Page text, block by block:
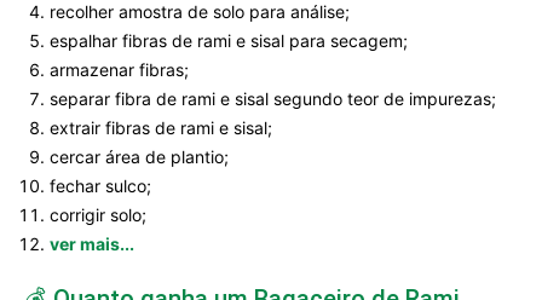
recolher amostra de solo para análise;
espalhar fibras de rami e sisal para secagem;
armazenar fibras;
separar fibra de rami e sisal segundo teor de impurezas;
extrair fibras de rami e sisal;
cercar área de plantio;
fechar sulco;
corrigir solo;
ver mais...